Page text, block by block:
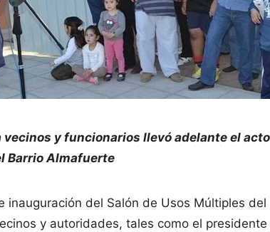
y funcionarios llevó adelante el
Barrio Almafuerte
del Salón de Usos Múltiples
y autoridades, tales como el